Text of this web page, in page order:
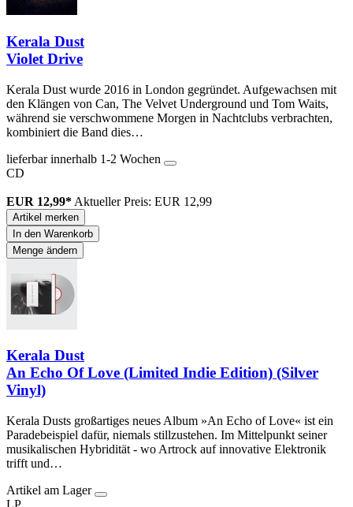
Kerala Dust
Violet Drive
Kerala Dust wurde 2016 in London gegründet. Aufgewachsen mit
den Klängen von Can, The Velvet Underground und Tom Waits,
während sie verschwommene Morgen in Nachtclubs verbrachten,
kombiniert die Band dies…
lieferbar innerhalb 1-2 Wochen
CD
EUR 12,99* Aktueller Preis: EUR 12,99
Artikel merken
In den Warenkorb
Menge ändern
Kerala Dust
An Echo Of Love (Limited Indie Edition) (Silver
Vinyl)
Kerala Dusts großartiges neues Album »An Echo of Love« ist ein
Paradebeispiel dafür, niemals stillzustehen. Im Mittelpunkt seiner
musikalischen Hybridität - wo Artrock auf innovative Elektronik
trifft und…
Artikel am Lager
LP